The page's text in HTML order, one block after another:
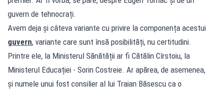
guvern de tehnocrați.
Avem deja și câteva variante cu privire la componența acestui
guvern, variante care sunt însă posibilități, nu certitudini.
Printre ele, la Ministerul Sănătății ar fi Cătălin Cîrstoiu, la
Ministerul Educației - Sorin Costreie. Ar apărea, de asemenea,
și numele unui fost consilier al lui Traian Băsescu ca o